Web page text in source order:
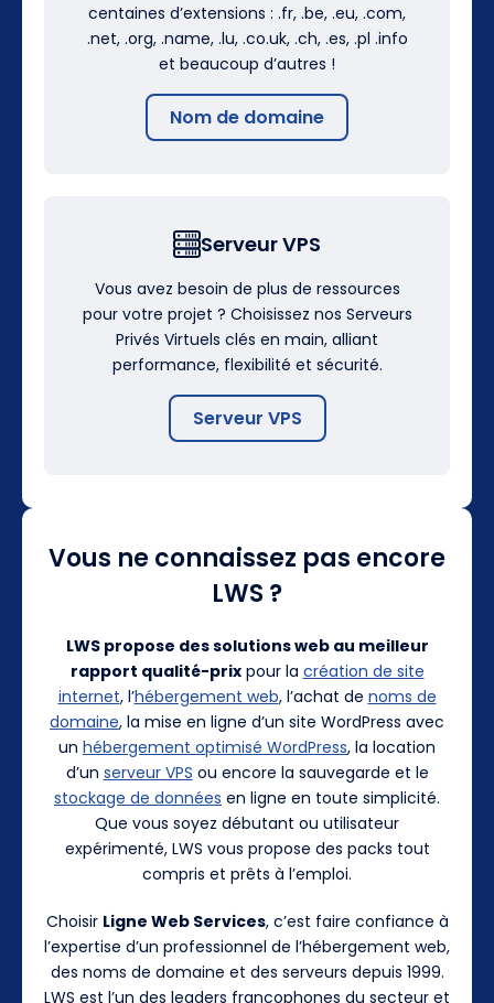
centaines d’extensions : .fr, .be, .eu, .com,
.net, .org, .name, .lu, .co.uk, .ch, .es, .pl .info
et beaucoup d’autres !
Nom de domaine
Serveur VPS
Vous avez besoin de plus de ressources
pour votre projet ? Choisissez nos Serveurs
Privés Virtuels clés en main, alliant
performance, flexibilité et sécurité.
Serveur VPS
Vous ne connaissez pas encore
LWS ?
LWS propose des solutions web au meilleur
rapport qualité-prixpour la création de site
internet, l’hébergement web, l’achat de noms de
domaine, la mise en ligne d’un site WordPress avec
un hébergement optimisé WordPress, la location
d’un serveur VPS ou encore la sauvegarde et le
stockage de données en ligne en toute simplicité.
Que vous soyez débutant ou utilisateur
expérimenté, LWS vous propose des packs tout
compris et prêts à l’emploi.
Choisir Ligne Web Services, c’est faire confiance à
l’expertise d’un professionnel de l’hébergement web,
des noms de domaine et des serveurs depuis 1999.
LWS est l’un des leaders francophones du secteur et